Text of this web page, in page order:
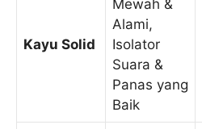
Kayu Solid
Mewah &
Alami,
Isolator
Suara &
Panas yang
Baik